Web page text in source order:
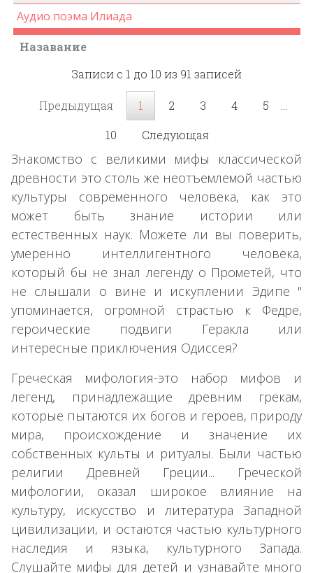
Назавание
Аудио поэма Илиада
Записи с 1 до 10 из 91 записей
Предыдущая 1 2 3 4 5
10
Следующая
Знакомство с великими мифы классической
древности это столь же неотъемлемой частью
культуры современного человека, как это
может быть знание истории или
естественных наук. Можете ли вы поверить,
умеренно интеллигентного человека,
который бы не знал легенду о Прометей, что
не слышали о вине и искуплении Эдипе "
упоминается, огромной страстью к Федре,
героические подвиги Геракла или
интересные приключения Одиссея?
Греческая мифология-это набор мифов и
легенд, принадлежащие древним грекам,
которые пытаются их богов и героев, природу
мира, происхождение и значение их
собственных культы и ритуалы. Были частью
религии Древней Греции... Греческой
мифологии, оказал широкое влияние на
культуру, искусство и литература Западной
цивилизации, и остаются частью культурного
наследия и языка, культурного Запада.
Слушайте мифы для детей и узнавайте много